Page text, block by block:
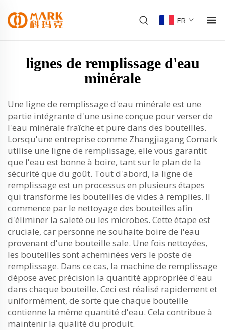
FR
lignes de remplissage d'eau
minérale
Une ligne de remplissage d'eau minérale est une
partie intégrante d'une usine conçue pour verser de
l'eau minérale fraîche et pure dans des bouteilles.
Lorsqu'une entreprise comme Zhangjiagang Comark
utilise une ligne de remplissage, elle vous garantit
que l'eau est bonne à boire, tant sur le plan de la
sécurité que du goût. Tout d'abord, la ligne de
remplissage est un processus en plusieurs étapes
qui transforme les bouteilles de vides à remplies. Il
commence par le nettoyage des bouteilles afin
d'éliminer la saleté ou les microbes. Cette étape est
cruciale, car personne ne souhaite boire de l'eau
provenant d'une bouteille sale. Une fois nettoyées,
les bouteilles sont acheminées vers le poste de
remplissage. Dans ce cas, la machine de remplissage
dépose avec précision la quantité appropriée d'eau
dans chaque bouteille. Ceci est réalisé rapidement et
uniformément, de sorte que chaque bouteille
contienne la même quantité d'eau. Cela contribue à
maintenir la qualité du produit.